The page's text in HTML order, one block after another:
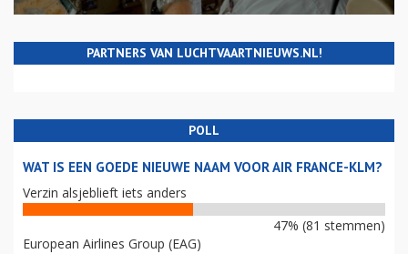
PARTNERS VAN LUCHTVAARTNIEUWS.NL!
POLL
WAT IS EEN GOEDE NIEUWE NAAM VOOR AIR FRANCE-KLM?
Verzin alsjeblieft iets anders
47% (81 stemmen)
European Airlines Group (EAG)